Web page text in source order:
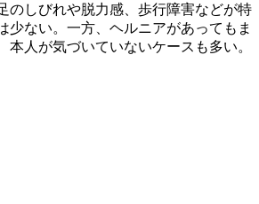
のしびれや脱力感、歩行障害などが特
少ない。一方、ヘルニアがあってもま
本人が気づいていないケースも多い。